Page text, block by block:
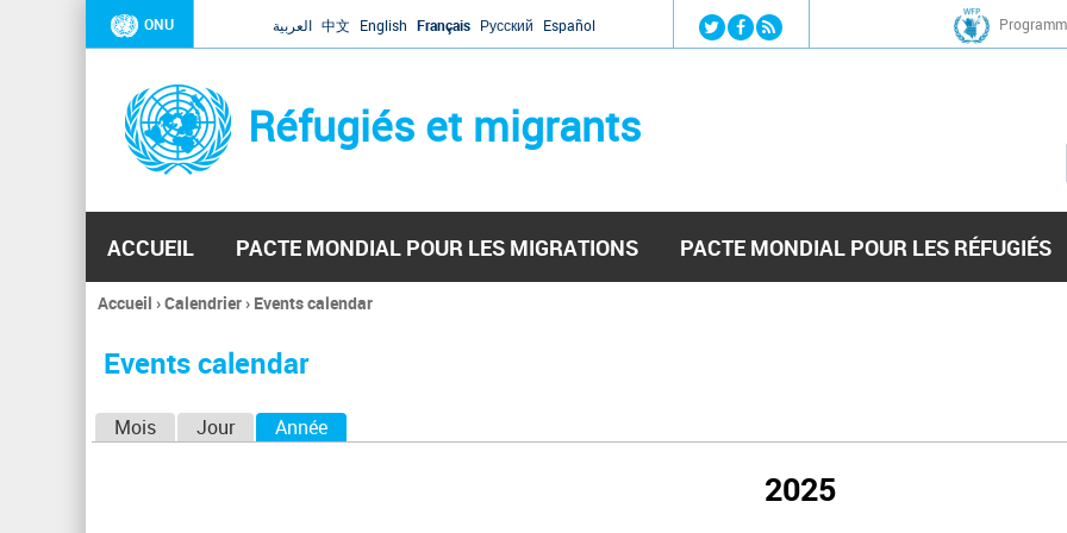
Jump to navigation
ONU العربية 中文 English Français Русский Español
Réfugiés et migrants
ACCUEIL PACTE MONDIAL POUR LES MIGRATIONS PACTE MONDIAL POUR LES RÉFUGIÉS
Vous
ici
Accueil ›Calendrier› Events calendar
Events calendar
Mois Jour Année
2025